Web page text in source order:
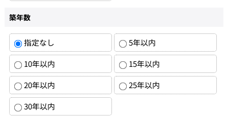
築年数
指定なし
5年以内
10年以内
15年以内
20年以内
25年以内
30年以内